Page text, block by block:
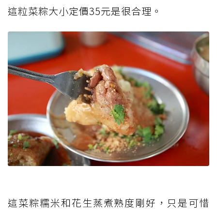
這粒菜粽大小定價35元是很合理。
這菜粽糯米和花生蒸煮熟度剛好，只是可惜